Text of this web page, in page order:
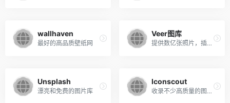
wallhaven
最好的高品质壁纸网
Veer图库
提供数亿张照片，插画，矢量图，供用户免费下载使用。
Unsplash
漂亮和免费的图片库
Iconscout
收录不少高质量的图标，插图和照片，来自400多个贡献者的200万免版税图标和图像。